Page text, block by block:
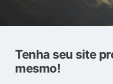
Tenha seu site
mesmo!